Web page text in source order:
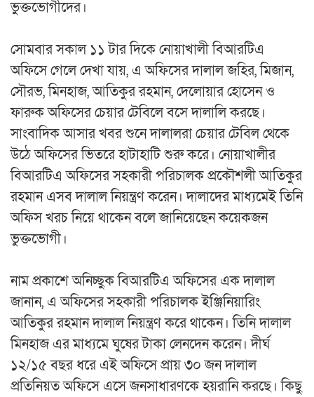
ভুক্তভোগীদের।
সোমবার সকাল ১১ টার দিকে নোয়াখালী বিআরটিএ
অফিসে গেলে দেখা যায়, এ অফিসের দালাল জহির, মিজান,
সৌরভ, মিনহাজ, আতিকুর রহমান, দেলোয়ার হোসেন ও
ফারুক অফিসের চেয়ার টেবিলে বসে দালালি করছে।
সাংবাদিক আসার খবর শুনে দালালরা চেয়ার টেবিল থেকে
উঠে অফিসের ভিতরে হাটাহাটি শুরু করে। নোয়াখালীর
বিআরটিএ অফিসের সহকারী পরিচালক প্রকৌশলী আতিকুর
রহমান এসব দালাল নিয়ন্ত্রণ করেন। দালাদের মাধ্যমেই তিনি
অফিস খরচ নিয়ে থাকেন বলে জানিয়েছেন কয়েকজন
ভুক্তভোগী।
নাম প্রকাশে অনিচ্ছুক বিআরটিএ অফিসের এক দালাল
জানান, এ অফিসের সহকারী পরিচালক ইঞ্জিনিয়ারিং
আতিকুর রহমান দালাল নিয়ন্ত্রণ করে থাকেন। তিনি দালাল
মিনহাজ এর মাধ্যমে ঘুষের টাকা লেনদেন করেন। দীর্ঘ
১২/১৫ বছর ধরে এই অফিসে প্রায় ৩০ জন দালাল
প্রতিনিয়ত অফিসে এসে জনসাধারণকে হয়রানি করছে। কিছু